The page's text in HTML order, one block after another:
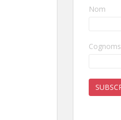
Nom
Cognoms